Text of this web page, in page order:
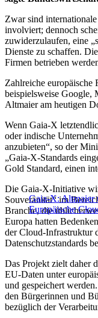
Zwar sind
involviert; dennoch
zuwiderzulaufen, eine
Dienste zu schaffen.
Firmen betrieben
Zahlreiche europäische
beispielsweise Google,
Altmaier am heutigen
Wenn Gaia-X
oder indische
anzubieten“, so der
„Gaia-X-Standards
Gold Standard, einen
Gaia-X: Altmaier
Europäische
Die Gaia-X-Initiative
Souveränität“ im
Branche, die
Europa hatten
der Cloud-Infrastruktur
Datenschutzstandards
Das Projekt zielt daher
EU-Daten unter
und gespeichert
den Bürgerinnen und
bezüglich der